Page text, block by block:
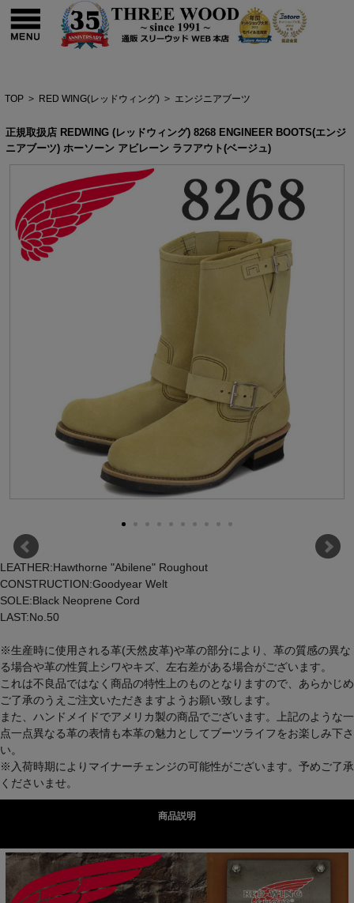
TOP > RED WING(レッドウィング) > エンジニアブーツ
正規取扱店 REDWING (レッドウィング) 8268 ENGINEER BOOTS(エンジ
ニアブーツ) ホーソーン アビレーン ラフアウト(ベージュ)
LEATHER:Hawthorne "Abilene" Roughout
CONSTRUCTION:Goodyear Welt
SOLE:Black Neoprene Cord
LAST:No.50
※生産時に使用される革(天然皮革)や革の部分により、革の質感の異な
る場合や革の性質上シワやキズ、左右差がある場合がございます。
これは不良品ではなく商品の特性上のものとなりますので、あらかじめ
ご了承のうえご注文いただきますようお願い致します。
また、ハンドメイドでアメリカ製の商品でございます。上記のような一
点一点異なる革の表情も本革の魅力としてブーツライフをお楽しみ下さ
い。
※入荷時期によりマイナーチェンジの可能性がございます。予めご了承
くださいませ。
商品説明